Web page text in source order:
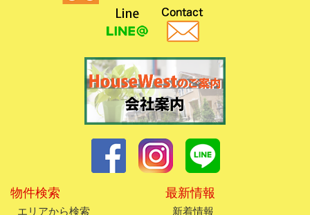
物件検索
エリアから検索
最新情報
新着情報